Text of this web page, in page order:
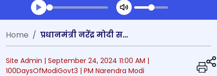
Transcript summary
प्ले ऑडिओ
Home प्रधानमंत्री नरेंद्र मोदी सरकारचा महिला सक्षमीकरणावर भर
Site Admin | September 24, 2024 11:00 AM |
100DaysOfModiGovt3 | PM Narendra Modi